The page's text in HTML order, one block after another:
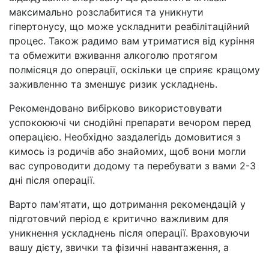
максимально розслабитися та уникнути
гіпертонусу, що може ускладнити реабілітаційний
процес. Також радимо вам утриматися від куріння
та обмежити вживання алкоголю протягом
полмісяця до операції, оскільки це сприяє кращому
заживленню та зменшує ризик ускладнень.
Рекомендовано вибірково використовувати
успокоюючі чи снодійні препарати вечором перед
операцією. Необхідно заздалегідь домовитися з
кимось із родичів або знайомих, щоб вони могли
вас супроводити додому та перебувати з вами 2-3
дні після операції.
Варто пам'ятати, що дотримання рекомендацій у
підготовчий період є критично важливим для
уникнення ускладнень після операції. Враховуючи
вашу дієту, звички та фізичні навантаження, а